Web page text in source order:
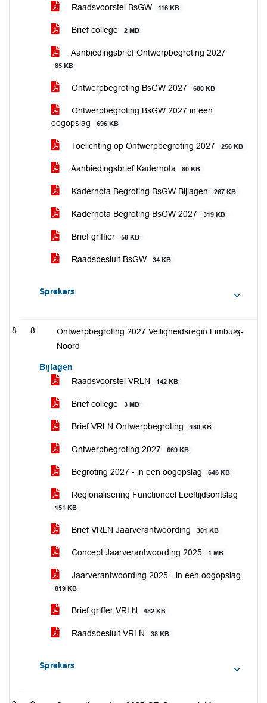
Raadsvoorstel BsGW
116 KB
Brief college 2 MB
Aanbiedingsbrief Ontwerpbegroting 2027
85 KB
Ontwerpbegroting BsGW 2027 680 KB
Ontwerpbegroting BsGW 2027 in een
oogopslag
696 KB
Toelichting op Ontwerpbegroting 2027 256 KB
Aanbiedingsbrief Kadernota 80 KB
Kadernota Begroting BsGW Bijlagen 267 KB
Kadernota Begroting BsGW 2027 319 KB
Brief griffier 58 KB
Raadsbesluit BsGW 34 KB
Sprekers
8
Ontwerpbegroting 2027 Veiligheidsregio Limburg-
Noord
Bijlagen
Raadsvoorstel VRLN
142 KB
Brief college 3 MB
Brief VRLN Ontwerpbegroting 180 KB
Ontwerpbegroting 2027 669 KB
Begroting 2027 - in een oogopslag 646 KB
Regionalisering Functioneel Leeftijdsontslag
151 KB
Brief VRLN Jaarverantwoording 301 KB
Concept Jaarverantwoording 2025 1 MB
Jaarverantwoording 2025 - in een oogopslag
819 KB
Brief griffer VRLN 482 KB
Raadsbesluit VRLN 38 KB
Sprekers